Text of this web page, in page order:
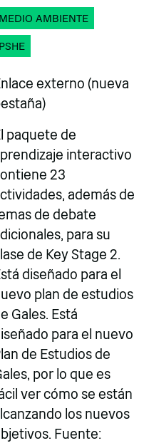
MEDIO AMBIENTE
PSHE
externo (nueva
paquete de
interactivo
23
además de
de debate
para su
de Key Stage 2.
diseñado para el
plan de estudios
Gales. Está
para el nuevo
de Estudios de
por lo que es
ver cómo se están
los nuevos
Fuente: